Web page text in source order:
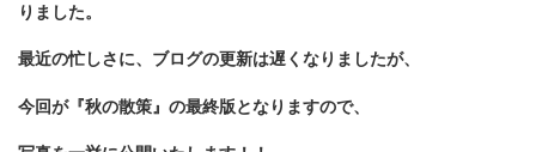
りました。
最近の忙しさに、ブログの更新は遅くなりましたが、
今回が『秋の散策』の最終版となりますので、